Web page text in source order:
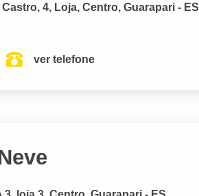
4, Loja, Centro, Guarapari - ES
ver telefone